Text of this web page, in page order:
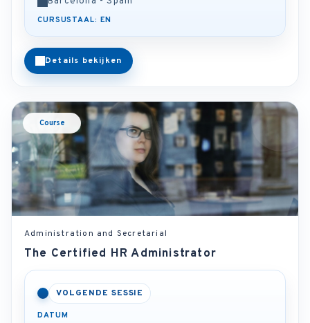
CURSUSTAAL: EN
Details bekijken
Course
Administration and Secretarial
The Certified HR Administrator
VOLGENDE SESSIE
DATUM